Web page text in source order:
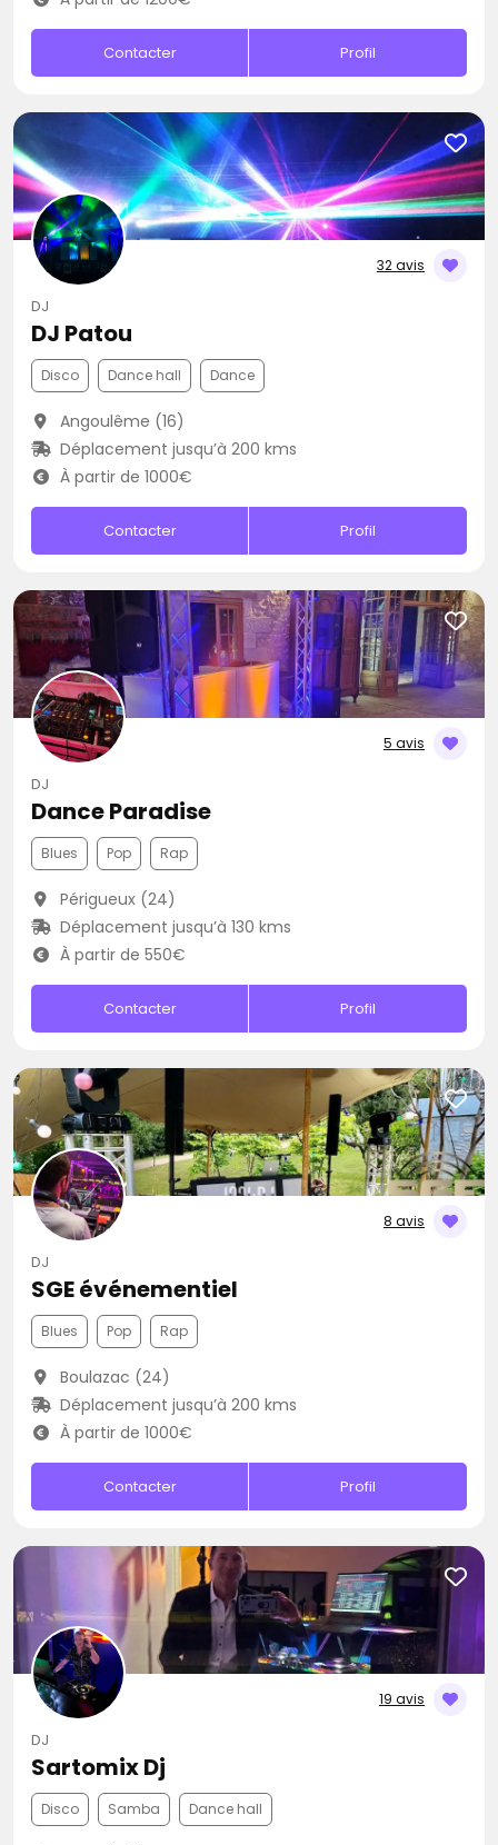
Contacter Profil
32 avis
DJ
DJ Patou
Disco Dance hall Dance
Angoulême (16)
Déplacement jusqu’à 200 kms
À partir de 1000€
Contacter Profil
5 avis
DJ
Dance Paradise
Blues Pop Rap
Périgueux (24)
Déplacement jusqu’à 130 kms
À partir de 550€
Contacter Profil
8 avis
DJ
SGE événementiel
Blues Pop Rap
Boulazac (24)
Déplacement jusqu’à 200 kms
À partir de 1000€
Contacter Profil
19 avis
DJ
Sartomix Dj
Disco Samba Dance hall